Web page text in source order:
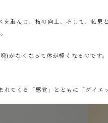
重んじ、技の向上、そして、
がなくなって体が軽くなるので
てくる「感覚」とともに「ダイエ